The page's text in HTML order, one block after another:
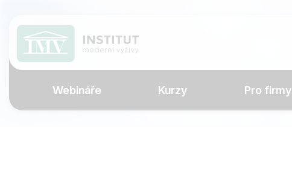
Webináře Kurzy Pro firmy